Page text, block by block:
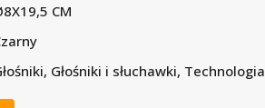
CM
Głośniki i słuchawki, Technologia